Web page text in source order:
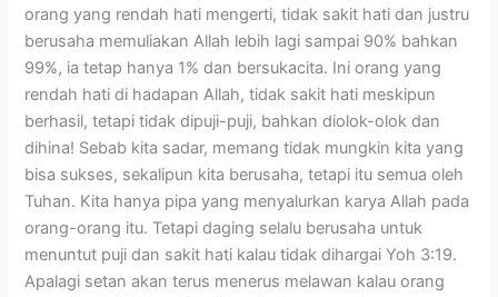
orang yang rendah hati mengerti, tidak sakit hati dan justru
berusaha memuliakan Allah lebih lagi sampai 90% bahkan
99%, ia tetap hanya 1% dan bersukacita. Ini orang yang
rendah hati di hadapan Allah, tidak sakit hati meskipun
berhasil, tetapi tidak dipuji-puji, bahkan diolok-olok dan
dihina! Sebab kita sadar, memang tidak mungkin kita yang
bisa sukses, sekalipun kita berusaha, tetapi itu semua oleh
Tuhan. Kita hanya pipa yang menyalurkan karya Allah pada
orang-orang itu. Tetapi daging selalu berusaha untuk
menuntut puji dan sakit hati kalau tidak dihargai Yoh 3:19.
Apalagi setan akan terus menerus melawan kalau orang